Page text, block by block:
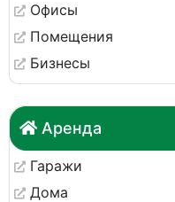
Офисы
Помещения
Бизнесы
Аренда
Гаражи
Дома